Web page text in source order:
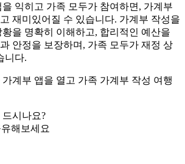
익히고 가족 모두가 참여하면, 가계부
재미있어질 수 있습니다. 가계부 작성을
을 명확히 이해하고, 합리적인 예산을
안정을 보장하며, 가족 모두가 재정 상
니다.
계부 앱을 열고 가족 가계부 작성 여행
시나요?
해보세요